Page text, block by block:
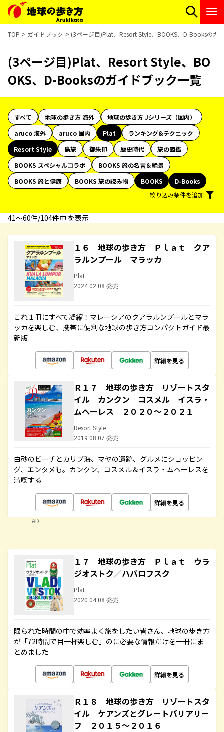
TOP ガイドブック (3ページ目)Plat、Resort Style、BOOKS、D-Booksのガ
(3ページ目)Plat、Resort Style、BO
OKS、D-Booksのガイドブック一覧
すべて 地球の歩き方 海外
地球の歩き方 Jシリーズ（国内）
aruco 海外
aruco 国内 Plat
ランキング&テクニック
Resort Style
島旅 御朱印 歴史時代
旅の図鑑
BOOKS スペシャルコラボ
BOOKS 旅の名言＆絶景
BOOKS 旅と健康
BOOKS 旅の読み物 BOOKS
D-Books
絞り込み条件を追加
41〜60件/104件中 を表示
１６ 地球の歩き方 Ｐｌａｔ クア
ラルンプール マラッカ
Plat
2024.02.08 発売
これ１冊にすべて凝縮！マレーシアのクアラルンプールとマラ
ッカを楽しむ、携帯に便利な地球の歩き方コンパクトガイド最
新版
詳細を見る
Ｒ１７ 地球の歩き方 リゾートスタ
イル カンクン コスメル イスラ・
ムヘーレス ２０２０～２０２１
Resort Style
2019.08.07 発売
白砂のビーチとカリブ海、マヤの遺跡、グルメにショッピン
グ、エンタメも。カンクン、コスメル＆イスラ・ムヘーレスを
満喫する
詳細を見る
AD
１７ 地球の歩き方 Ｐｌａｔ ウラ
ジオストク／ハバロフスク
Plat
2020.04.08 発売
限られた時間の中で効率よく旅をしたい皆さん、地球の歩き方
が「72時間で目一杯楽しむ」のに必要な情報だけを一冊にま
とめました
詳細を見る
Ｒ１８ 地球の歩き方 リゾートスタ
イル ケアンズとグレートバリアリー
フ ２０１５～２０１６